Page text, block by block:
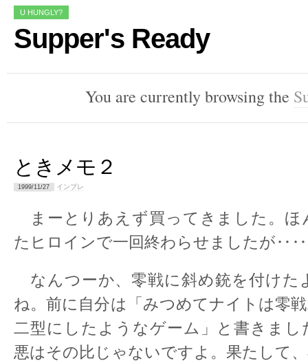
U HUNGLY?
Supper's Ready
You are currently browsing the
ときメモ２
1999/11/27 インプレ
まーとりあえず買ってきました。ほ
たヒロインで一回終わらせましたが‥‥
なんつーか、零戦に斜め銃を付けた
ね。前に自分は「みつめてナイトは零
二型にしたようなゲーム」と書きまし
悪はその比じゃないですよ。果たして